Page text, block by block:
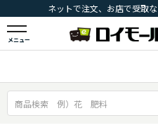
ネットで注文、お店で受取
メニュー